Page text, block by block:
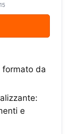
formato da
e